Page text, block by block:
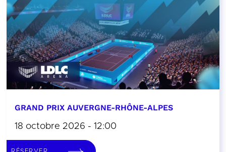
GRAND PRIX AUVERGNE-RHÔNE-ALPES
18 octobre 2026 - 12:00